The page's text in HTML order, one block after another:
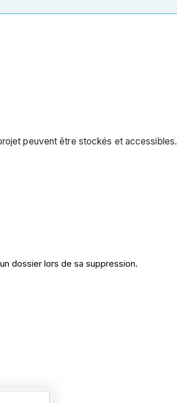
peuvent être stockés et accessibles.
dossier lors de sa suppression.